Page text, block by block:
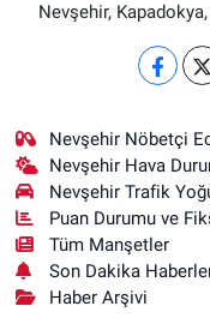
Nevşehir,
Nevşehir Nöbetçi
Nevşehir Hava
Nevşehir Trafik
Puan Durumu ve
Tüm Manşetler
Son Dakika
Haber Arşivi